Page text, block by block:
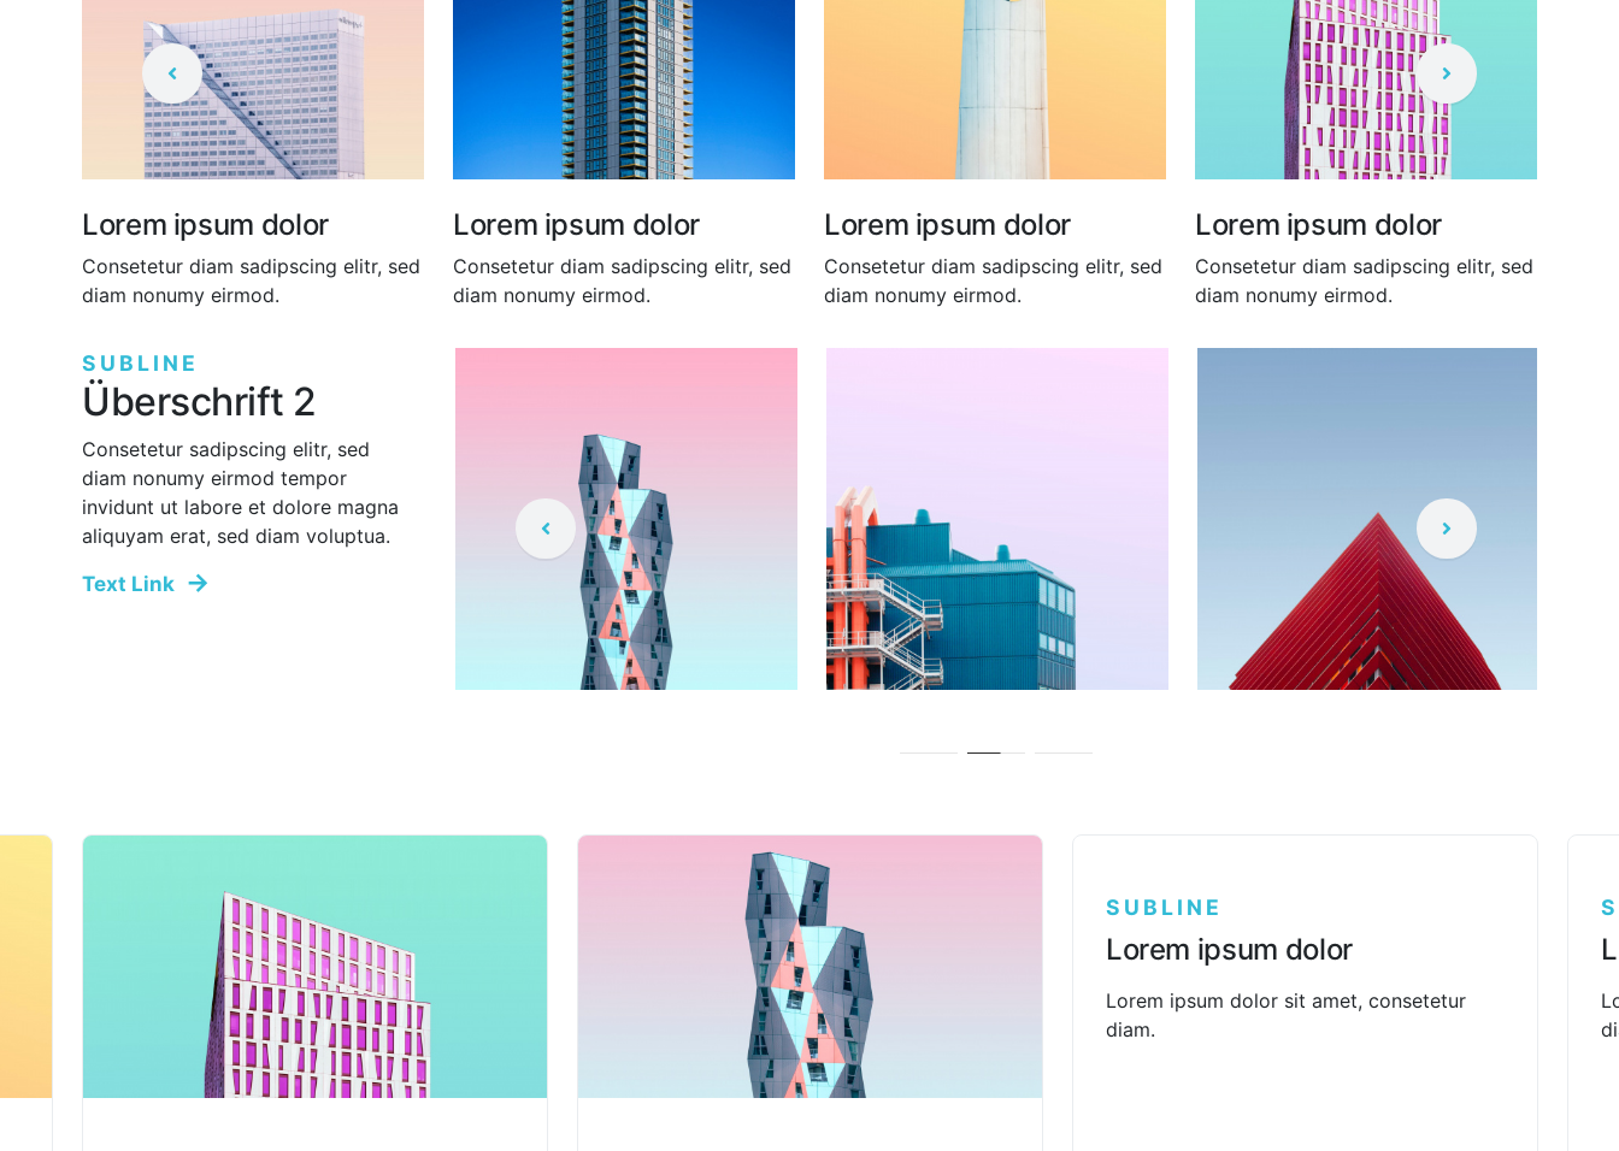
Lorem ipsum dolor
Consetetur diam sadipscing elitr, sed
diam nonumy eirmod.
Lorem ipsum dolor
Consetetur diam sadipscing elitr, sed
diam nonumy eirmod.
Lorem ipsum dolor
Consetetur diam sadipscing elitr, sed
diam nonumy eirmod.
Lorem ipsum dolor
Consetetur diam sadipscing elitr, sed
diam nonumy eirmod.
SUBLINE
Überschrift 2
Consetetur sadipscing elitr, sed
diam nonumy eirmod tempor
invidunt ut labore et dolore magna
aliquyam erat, sed diam voluptua.
Text Link
SUBLINE
Lorem ipsum dolor
Lorem ipsum dolor sit amet, consetetur
diam.